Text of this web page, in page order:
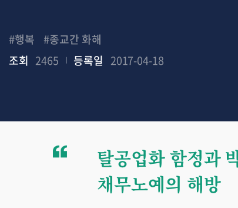
#행복 #종교간 화해
조회 2465 등록일 2017-04-18
탈공업화 함정과
채무노예의 해방